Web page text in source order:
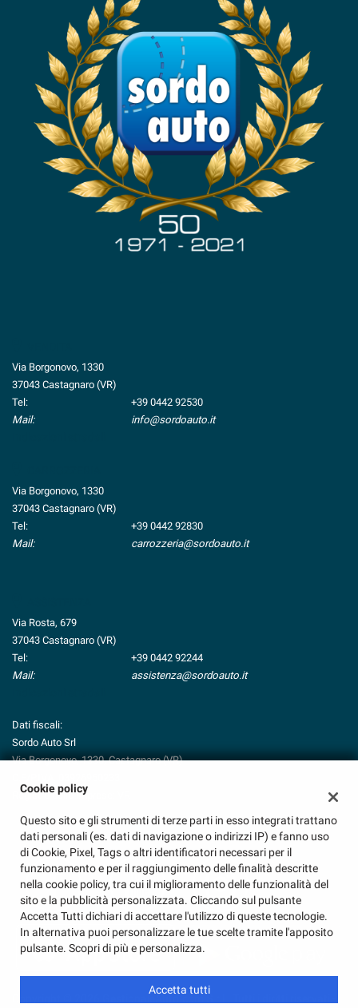
Via Borgonovo, 1330
37043 Castagnaro (VR)
Tel:
+39 0442 92530
Mail:
info@sordoauto.it
Via Borgonovo, 1330
37043 Castagnaro (VR)
Tel:
+39 0442 92830
Mail:
carrozzeria@sordoauto.it
Via Rosta, 679
37043 Castagnaro (VR)
Tel:
+39 0442 92244
Mail:
assistenza@sordoauto.it
Dati fiscali:
Sordo Auto Srl
Via Borgonovo, 1330, Castagnaro (VR)
Registro delle imprese:
Cookie policy
Questo sito e gli strumenti di terze parti in esso integrati trattano
dati personali (es. dati di navigazione o indirizzi IP) e fanno uso
di Cookie, Pixel, Tags o altri identificatori necessari per il
funzionamento e per il raggiungimento delle finalità descritte
nella cookie policy, tra cui il miglioramento delle funzionalità del
sito e la pubblicità personalizzata. Cliccando sul pulsante
Accetta Tutti dichiari di accettare l'utilizzo di queste tecnologie.
In alternativa puoi personalizzare le tue scelte tramite l'apposito
pulsante. Scopri di più e personalizza.
Accetta tutti